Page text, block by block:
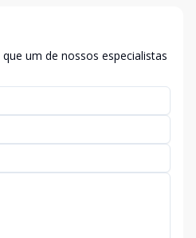
um de nossos especialistas